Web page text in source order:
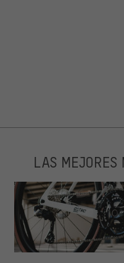
LAS MEJORES